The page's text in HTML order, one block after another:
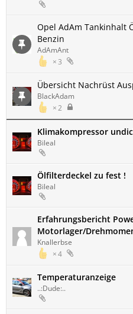
Opel AdAm Tankinhalt
Benzin
3
AdAmAnt
Übersicht Nachrüst
2
BlackAdam
Klimakompressor
Bileal
Ölfilterdeckel zu fest !
Bileal
Erfahrungsbericht
Motorlager/
4
Knallerbse
Temperaturanzeige
..:Dude:..